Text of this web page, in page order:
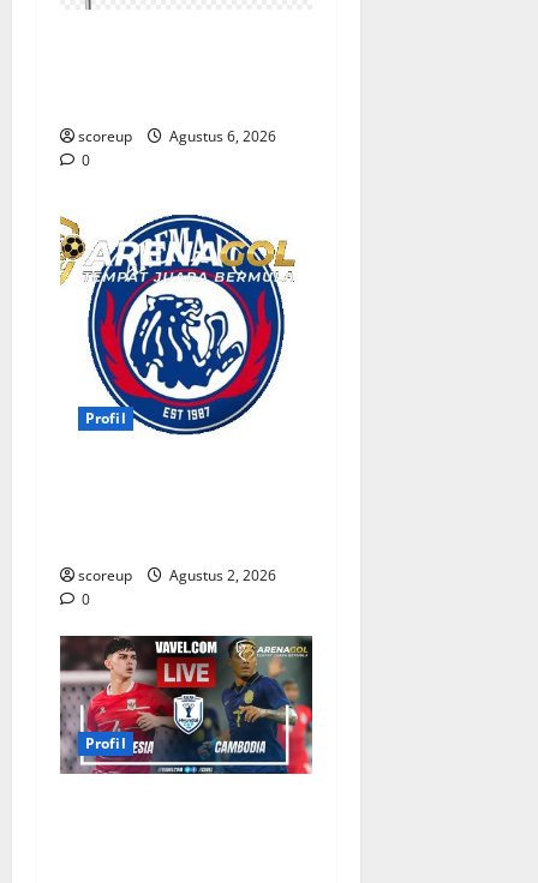
scoreup
Agustus 6, 2026
0
Profil
scoreup
Agustus 2, 2026
0
Profil